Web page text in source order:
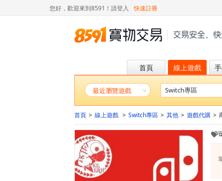
您好，歡迎來到8591！ 請登入 快速註冊
首頁 線上遊戲
最近瀏覽遊戲
首頁 > 線上遊戲 > Switch專區 > 其他 > 遊戲代購 >
💝